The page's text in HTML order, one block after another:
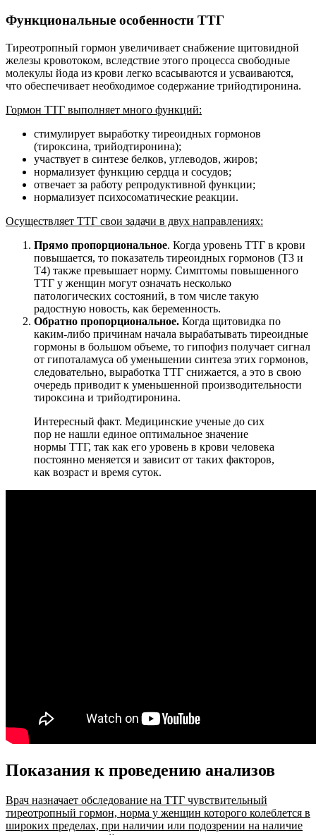
Функциональные особенности ТТГ
Тиреотропный гормон увеличивает снабжение щитовидной
железы кровотоком, вследствие этого процесса свободные
молекулы йода из крови легко всасываются и усваиваются,
что обеспечивает необходимое содержание трийодтиронина.
Гормон ТТГ выполняет много функций:
стимулирует выработку тиреоидных гормонов
(тироксина, трийодтиронина);
участвует в синтезе белков, углеводов, жиров;
нормализует функцию сердца и сосудов;
отвечает за работу репродуктивной функции;
нормализует психосоматические реакции.
Осуществляет ТТГ свои задачи в двух направлениях:
Прямо пропорциональное. Когда уровень ТТГ в крови
повышается, то показатель тиреоидных гормонов (Т3 и
Т4) также превышает норму. Симптомы повышенного
ТТГ у женщин могут означать несколько
патологических состояний, в том числе такую
радостную новость, как беременность.
Обратно пропорциональное. Когда щитовидка по
каким-либо причинам начала вырабатывать тиреоидные
гормоны в большом объеме, то гипофиз получает сигнал
от гипоталамуса об уменьшении синтеза этих гормонов,
следовательно, выработка ТТГ снижается, а это в свою
очередь приводит к уменьшенной производительности
тироксина и трийодтиронина.
Интересный факт. Медицинские ученые до сих
пор не нашли единое оптимальное значение
нормы ТТГ, так как его уровень в крови человека
постоянно меняется и зависит от таких факторов,
как возраст и время суток.
Показания к проведению анализов
Врач назначает обследование на ТТГ чувствительный
тиреотропный гормон, норма у женщин которого колеблется в
широких пределах, при наличии или подозрении на наличие